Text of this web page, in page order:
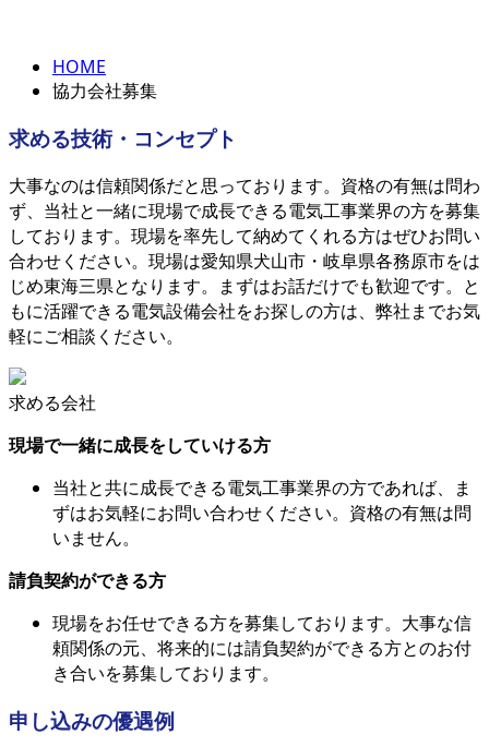
HOME
協力会社募集
求める技術・コンセプト
大事なのは信頼関係だと思っております。資格の有無は問わ
ず、当社と一緒に現場で成長できる電気工事業界の方を募集
しております。現場を率先して納めてくれる方はぜひお問い
合わせください。現場は愛知県犬山市・岐阜県各務原市をは
じめ東海三県となります。まずはお話だけでも歓迎です。と
もに活躍できる電気設備会社をお探しの方は、弊社までお気
軽にご相談ください。
求める会社
現場で一緒に成長をしていける方
当社と共に成長できる電気工事業界の方であれば、ま
ずはお気軽にお問い合わせください。資格の有無は問
いません。
請負契約ができる方
現場をお任せできる方を募集しております。大事な信
頼関係の元、将来的には請負契約ができる方とのお付
き合いを募集しております。
申し込みの優遇例